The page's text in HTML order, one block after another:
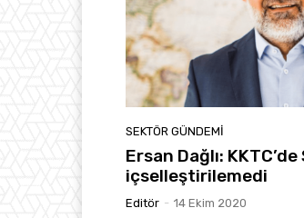
SEKTÖR GÜNDEMİ
Ersan Dağlı:
içselleştirilemedi
Editör - 14 Ekim 2020